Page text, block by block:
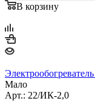
В корзину
Мало
Арт.: 22/ИК-2,0